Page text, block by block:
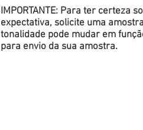
IMPORTANTE: Para ter certeza
expectativa, solicite uma
tonalidade pode mudar em
para envio da sua amostra.